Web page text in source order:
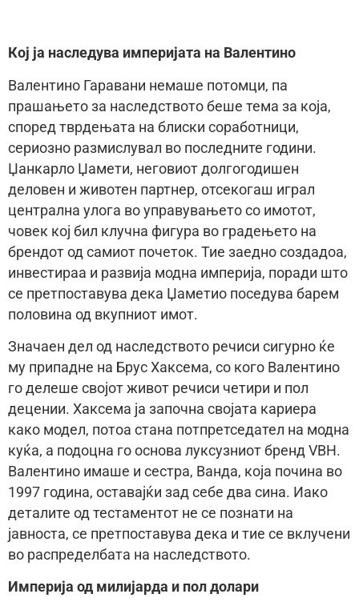
Кој ја наследува империјата на Валентино
Валентино Гаравани немаше потомци, па
прашањето за наследството беше тема за која,
според тврдењата на блиски соработници,
сериозно размислувал во последните години.
Џанкарло Џамети, неговиот долгогодишен
деловен и животен партнер, отсекогаш играл
централна улога во управувањето со имотот,
човек кој бил клучна фигура во градењето на
брендот од самиот почеток. Тие заедно создадоа,
инвестираа и развија модна империја, поради што
се претпоставува дека Џаметио поседува барем
половина од вкупниот имот.
Значаен дел од наследството речиси сигурно ќе
му припадне на Брус Хаксема, со кого Валентино
го делеше својот живот речиси четири и пол
децении. Хаксема ја започна својата кариера
како модел, потоа стана потпретседател на модна
куќа, а подоцна го основа луксузниот бренд VBH.
Валентино имаше и сестра, Ванда, која почина во
1997 година, оставајќи зад себе два сина. Иако
деталите од тестаментот не се познати на
јавноста, се претпоставува дека и тие се вклучени
во распределбата на наследството.
Империја од милијарда и пол долари